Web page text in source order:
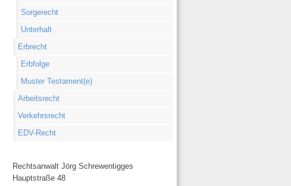
Sorgerecht
Unterhalt
Erbrecht
Erbfolge
Muster Testament(e)
Arbeitsrecht
Verkehrsrecht
EDV-Recht
Rechtsanwalt Jörg Schrewentigges
Hauptstraße 48